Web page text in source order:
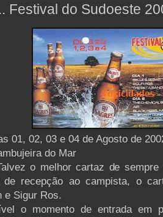
Festival do Sudoeste
01, 02, 03 e 04 de Agosto de
do Mar
o melhor cartaz de
de recepção ao campista, o
e Sigur Ros.
o momento de entrada em